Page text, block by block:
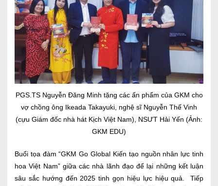
PGS.TS Nguyễn Đăng Minh tặng các ấn phẩm của GKM cho
vợ chồng ông Ikeada Takayuki, nghệ sĩ Nguyễn Thế Vinh
(cựu Giám đốc nhà hát Kịch Việt Nam), NSƯT Hải Yến (Ảnh:
GKM EDU)
Buổi tọa đàm “GKM Go Global Kiến tạo nguồn nhân lực tinh
hoa Việt Nam” giữa các nhà lãnh đạo để lại những kết luận
sâu sắc hướng đến 2025 tinh gọn hiệu lực hiệu quả. Tiếp